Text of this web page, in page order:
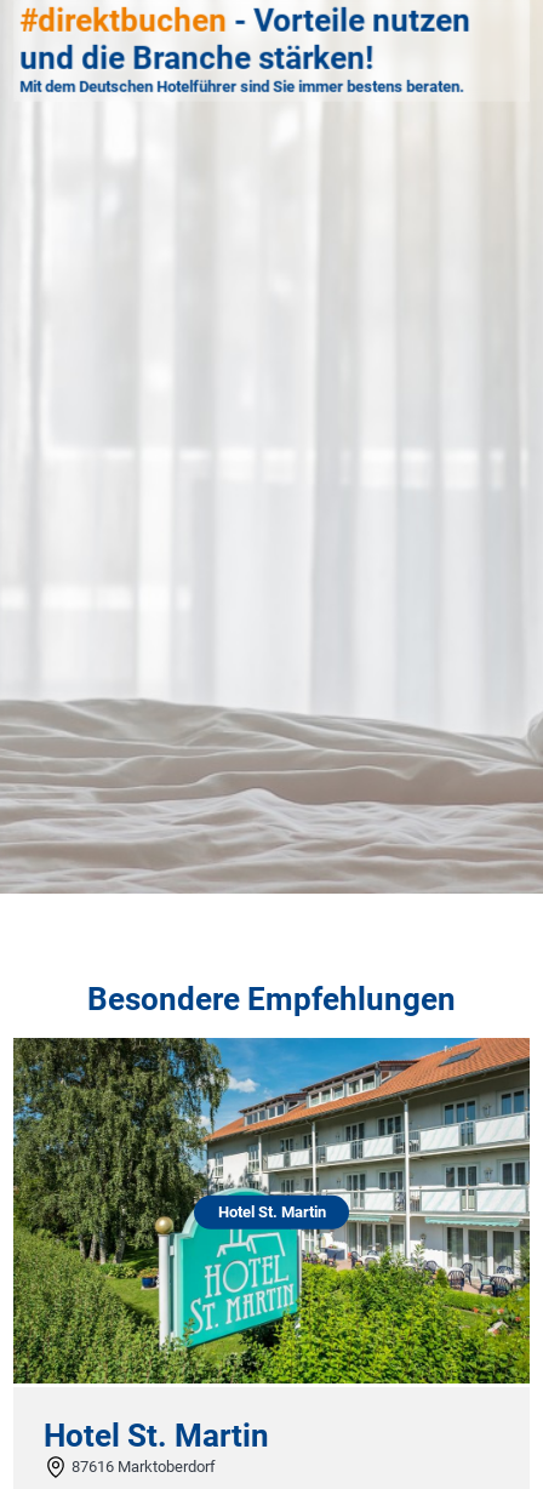
#direktbuchen - Vorteile nutzen
und die Branche stärken!
Mit dem Deutschen Hotelführer sind Sie immer bestens beraten.
Besondere Empfehlungen
Hotel St. Martin
Hotel St. Martin
87616 Marktoberdorf